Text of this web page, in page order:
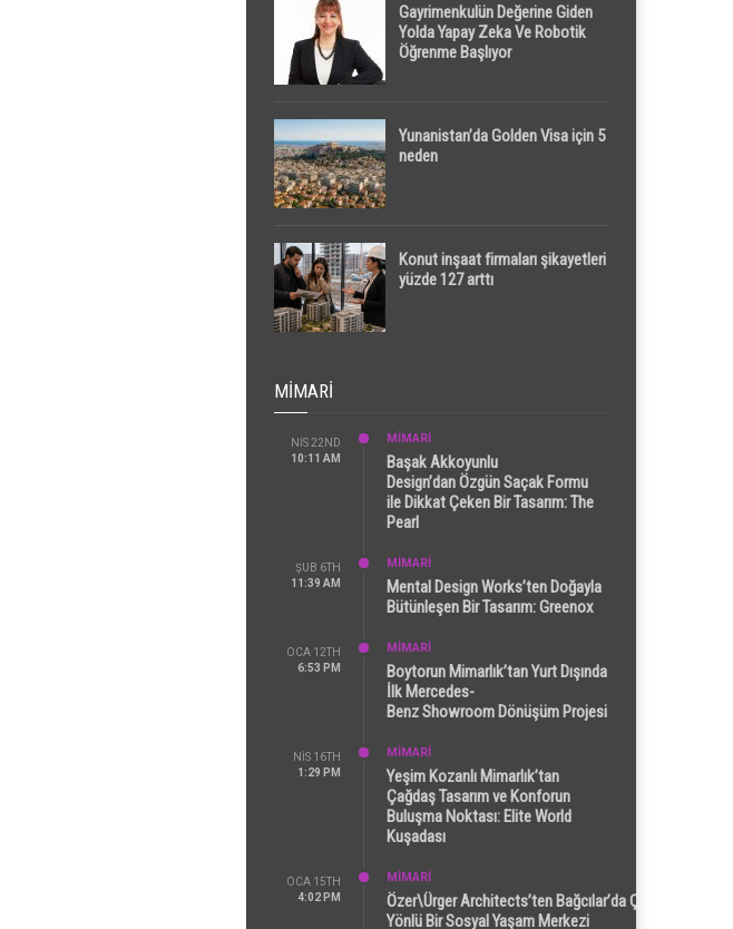
Gayrimenkulün Değerine Giden
Yolda Yapay Zeka Ve Robotik
Öğrenme Başlıyor
Yunanistan’da Golden Visa için 5
neden
Konut inşaat firmaları şikayetleri
yüzde 127 arttı
MIMARI
NIS 22ND
10:11 AM
MİMARİ
Başak Akkoyunlu
Design’dan Özgün Saçak Formu
ile Dikkat Çeken Bir Tasarım: The
Pearl
ŞUB 6TH
11:39 AM
MİMARİ
Mental Design Works’ten Doğayla
Bütünleşen Bir Tasarım: Greenox
OCA 12TH
6:53 PM
MİMARİ
Boytorun Mimarlık’tan Yurt Dışında
İlk Mercedes-
Benz Showroom Dönüşüm Projesi
NIS 16TH
1:29 PM
MİMARİ
Yeşim Kozanlı Mimarlık’tan
Çağdaş Tasarım ve Konforun
Buluşma Noktası: Elite World
Kuşadası
OCA 15TH
4:02 PM
MİMARİ
Özer\Ürger Architects’ten Bağcılar’da Çok
Yönlü Bir Sosyal Yaşam Merkezi